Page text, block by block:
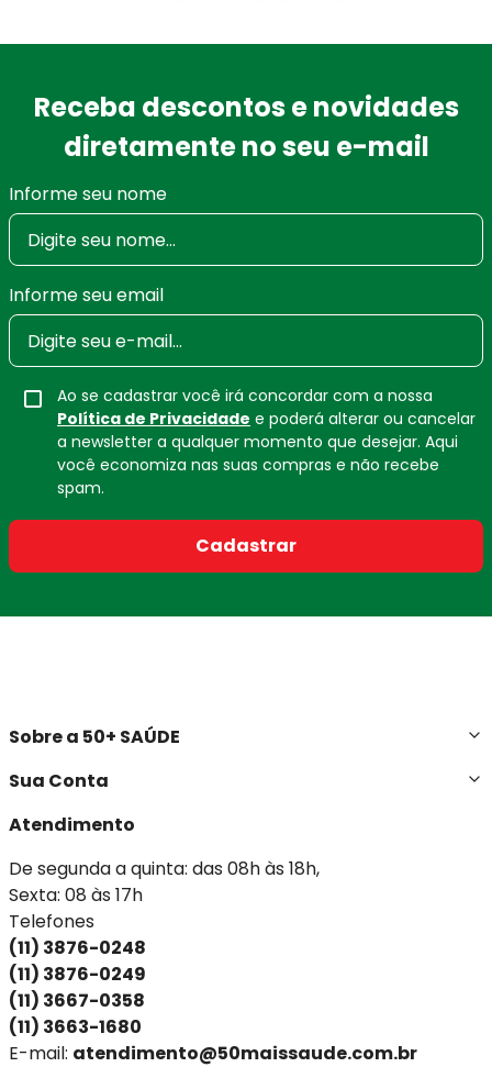
Receba descontos e novidades
diretamente no seu e-mail
Informe seu nome
Informe seu email
Ao se cadastrar você irá concordar com a nossa
Política de Privacidade e poderá alterar ou cancelar
a newsletter a qualquer momento que desejar. Aqui
você economiza nas suas compras e não recebe
spam.
Cadastrar
Sobre a 50+ SAÚDE
Sua Conta
Atendimento
De segunda a quinta: das 08h às 18h,
Sexta: 08 às 17h
Telefones
(11) 3876-0248
(11) 3876-0249
(11) 3667-0358
(11) 3663-1680
E-mail: atendimento@50maissaude.com.br